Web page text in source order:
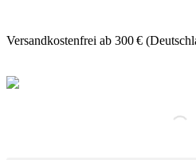
Versandkostenfrei ab 300 €